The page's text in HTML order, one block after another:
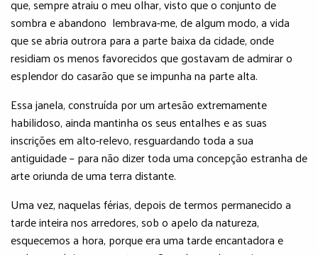
que, sempre atraiu o meu olhar, visto que o conjunto de
sombra e abandono lembrava-me, de algum modo, a vida
que se abria outrora para a parte baixa da cidade, onde
residiam os menos favorecidos que gostavam de admirar o
esplendor do casarão que se impunha na parte alta.
Essa janela, construída por um artesão extremamente
habilidoso, ainda mantinha os seus entalhes e as suas
inscrições em alto-relevo, resguardando toda a sua
antiguidade – para não dizer toda uma concepção estranha de
arte oriunda de uma terra distante.
Uma vez, naquelas férias, depois de termos permanecido a
tarde inteira nos arredores, sob o apelo da natureza,
esquecemos a hora, porque era uma tarde encantadora e